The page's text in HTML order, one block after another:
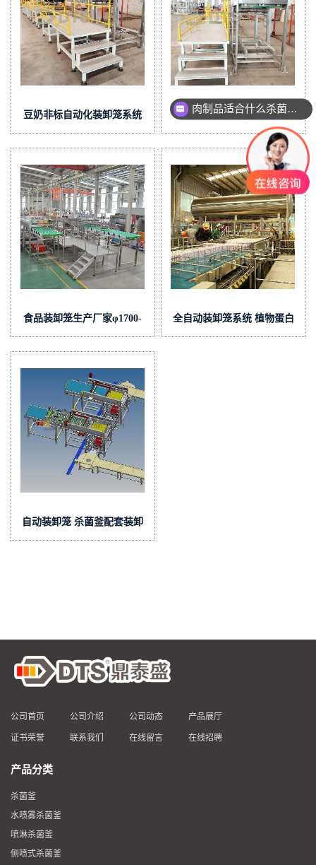
豆奶非标自动化装卸笼系统 装卸笼机自动化生产线
食品装卸笼生产厂家φ1700-
1800
全自动装卸笼系统 植物蛋白
饮料装卸笼φ1700-1800
自动装卸笼 杀菌釜配套装卸
笼系统φ1500-1600
公司首页 公司介绍 公司动态 产品展厅
证书荣誉 联系我们 在线留言 在线招聘
产品分类
杀菌釜
水喷雾杀菌釜
喷淋杀菌釜
侧喷式杀菌釜
肉制品适合什么杀菌方式?